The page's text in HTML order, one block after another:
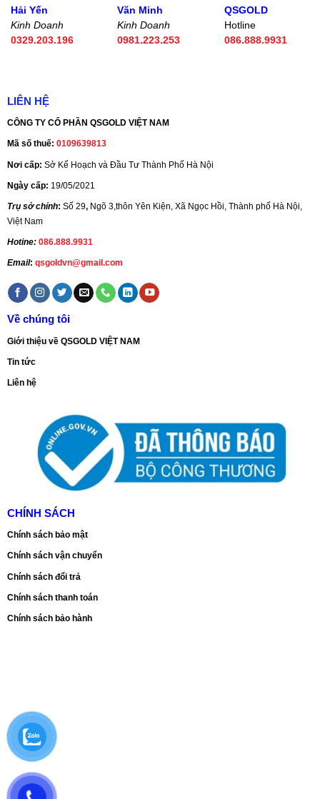
Hải Yến
Kinh Doanh
0329.203.196
Văn Minh
Kinh Doanh
0981.223.253
QSGOLD
Hotline
086.888.9931
LIÊN HỆ
CÔNG TY CỔ PHẦN QSGOLD VIỆT NAM
Mã số thuế: 0109639813
Nơi cấp: Sở Kế Hoạch và Đầu Tư Thành Phố Hà Nội
Ngày cấp: 19/05/2021
Trụ sở chính: Số 29, Ngõ 3,thôn Yên Kiện, Xã Ngọc Hồi, Thành phố Hà Nội,
Việt Nam
Hotine: 086.888.9931
Email: qsgoldvn@gmail.com
Về chúng tôi
Giới thiệu về QSGOLD VIỆT NAM
Tin tức
Liên hệ
CHÍNH SÁCH
Chính sách bảo mật
Chính sách vận chuyển
Chính sách đổi trả
Chính sách thanh toán
Chính sách bảo hành